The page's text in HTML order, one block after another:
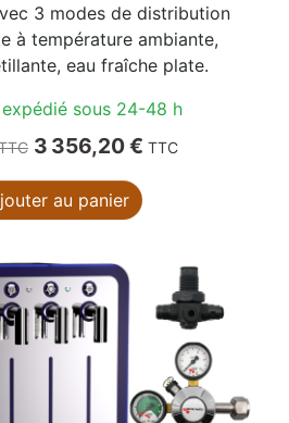
3 modes de distribution
à température ambiante,
eau fraîche plate.
sous 24-48 h
Prix
3 356,20 € TTC
au panier